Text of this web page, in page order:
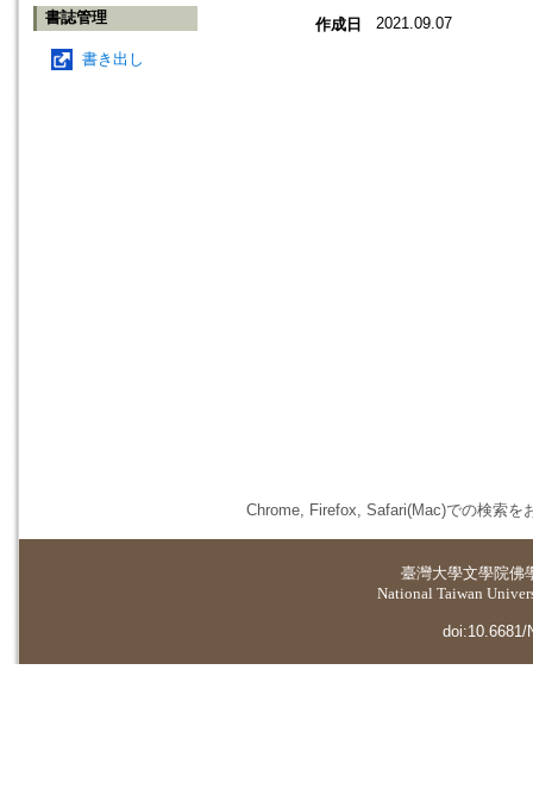
書誌管理
書き出し
作成日 2021.09.07
Chrome, Firefox, Safari(Mac)での検索を
臺灣大學文學院佛
National Taiwan
doi:10.6681/